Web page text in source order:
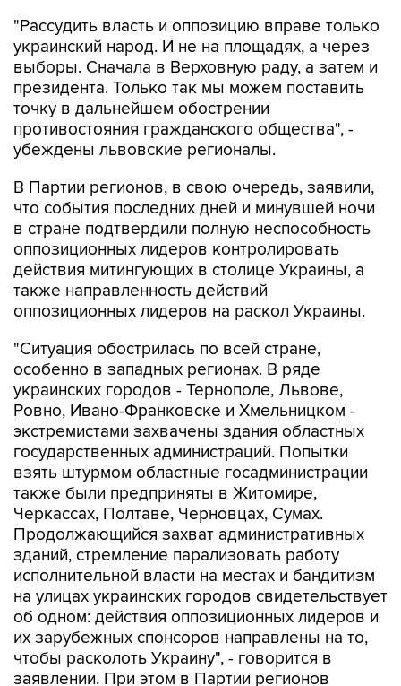
"Рассудить власть и оппозицию вправе только
украинский народ. И не на площадях, а через
выборы. Сначала в Верховную раду, а затем и
президента. Только так мы можем поставить
точку в дальнейшем обострении
противостояния гражданского общества", -
убеждены львовские регионалы.
В Партии регионов, в свою очередь, заявили,
что события последних дней и минувшей ночи
в стране подтвердили полную неспособность
оппозиционных лидеров контролировать
действия митингующих в столице Украины, а
также направленность действий
оппозиционных лидеров на раскол Украины.
"Ситуация обострилась по всей стране,
особенно в западных регионах. В ряде
украинских городов - Тернополе, Львове,
Ровно, Ивано-Франковске и Хмельницком -
экстремистами захвачены здания областных
государственных администраций. Попытки
взять штурмом областные госадминистрации
также были предприняты в Житомире,
Черкассах, Полтаве, Черновцах, Сумах.
Продолжающийся захват административных
зданий, стремление парализовать работу
исполнительной власти на местах и бандитизм
на улицах украинских городов свидетельствует
об одном: действия оппозиционных лидеров и
их зарубежных спонсоров направлены на то,
чтобы расколоть Украину", - говорится в
заявлении. При этом в Партии регионов